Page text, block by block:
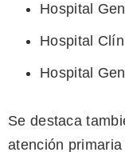
Hospital
Hospital
Hospital
Se destaca
atención